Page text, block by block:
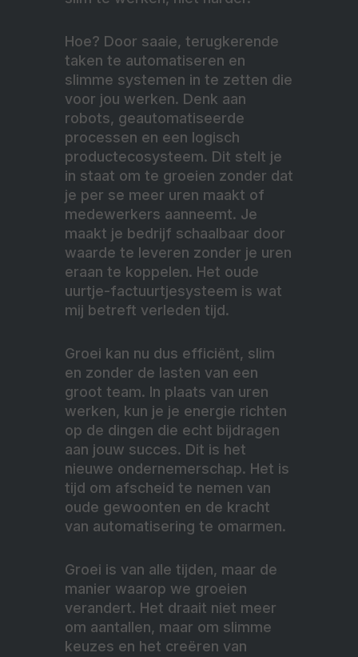
Hoe? Door saaie, terugkerende
taken te automatiseren en
slimme systemen in te zetten die
voor jou werken. Denk aan
robots, geautomatiseerde
processen en een logisch
productecosysteem. Dit stelt je
in staat om te groeien zonder dat
je per se meer uren maakt of
medewerkers aanneemt. Je
maakt je bedrijf schaalbaar door
waarde te leveren zonder je uren
eraan te koppelen. Het oude
uurtje-factuurtjesysteem is wat
mij betreft verleden tijd.
Groei kan nu dus efficiënt, slim
en zonder de lasten van een
groot team. In plaats van uren
werken, kun je je energie richten
op de dingen die echt bijdragen
aan jouw succes. Dit is het
nieuwe ondernemerschap. Het is
tijd om afscheid te nemen van
oude gewoonten en de kracht
van automatisering te omarmen.
Groei is van alle tijden, maar de
manier waarop we groeien
verandert. Het draait niet meer
om aantallen, maar om slimme
keuzes en het creëren van